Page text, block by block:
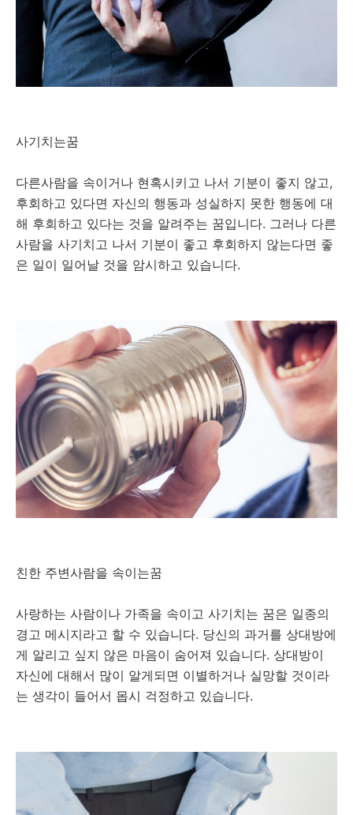
사기치는꿈
다른사람을 속이거나 현혹시키고 나서 기분이 좋지 않고,
후회하고 있다면 자신의 행동과 성실하지 못한 행동에 대
해 후회하고 있다는 것을 알려주는 꿈입니다. 그러나 다른
사람을 사기치고 나서 기분이 좋고 후회하지 않는다면 좋
은 일이 일어날 것을 암시하고 있습니다.
친한 주변사람을 속이는꿈
사랑하는 사람이나 가족을 속이고 사기치는 꿈은 일종의
경고 메시지라고 할 수 있습니다. 당신의 과거를 상대방에
게 알리고 싶지 않은 마음이 숨어져 있습니다. 상대방이
자신에 대해서 많이 알게되면 이별하거나 실망할 것이라
는 생각이 들어서 몹시 걱정하고 있습니다.